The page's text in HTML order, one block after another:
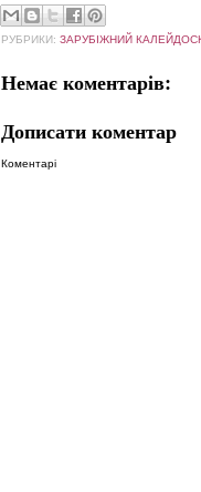
РУБРИКИ: ЗАРУБІЖНИЙ
Немає коментарів:
Дописати коментар
Коментарі